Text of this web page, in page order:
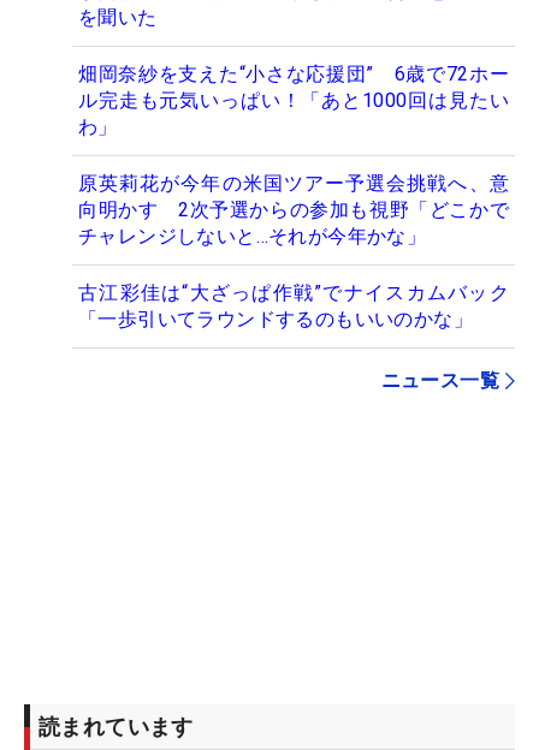
を聞いた
畑岡奈紗を支えた“小さな応援団” 6歳で72ホー
ル完走も元気いっぱい！「あと1000回は見たい
わ」
原英莉花が今年の米国ツアー予選会挑戦へ、意
向明かす 2次予選からの参加も視野「どこかで
チャレンジしないと…それが今年かな」
古江彩佳は“大ざっぱ作戦”でナイスカムバック
「一歩引いてラウンドするのもいいのかな」
ニュース一覧
読まれています